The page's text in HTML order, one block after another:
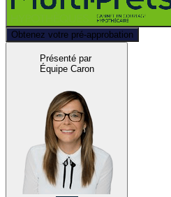
Obtenez votre pré-approbation
Présenté par
Équipe Caron